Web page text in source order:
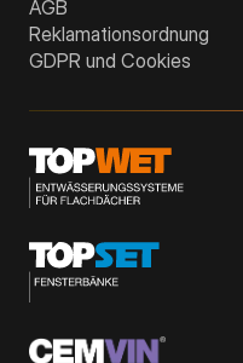
AGB
Reklamationsordnung
GDPR und Cookies